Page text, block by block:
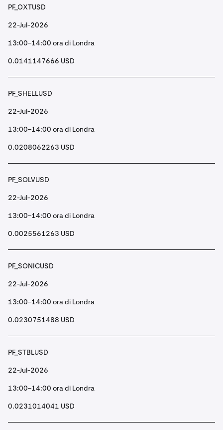
PF_OXTUSD
22-Jul-2026
13:00–14:00 ora di Londra
0.0141147666 USD
PF_SHELLUSD
22-Jul-2026
13:00–14:00 ora di Londra
0.0208062263 USD
PF_SOLVUSD
22-Jul-2026
13:00–14:00 ora di Londra
0.0025561263 USD
PF_SONICUSD
22-Jul-2026
13:00–14:00 ora di Londra
0.0230751488 USD
PF_STBLUSD
22-Jul-2026
13:00–14:00 ora di Londra
0.0231014041 USD